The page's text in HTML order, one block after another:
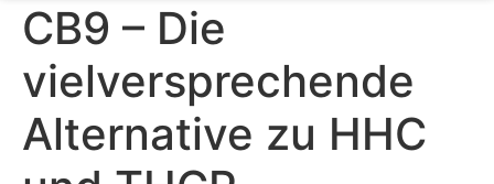
CB9 – Die
vielversprechende
Alternative zu HHC